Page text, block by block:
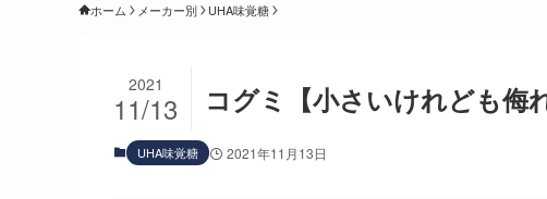
ホーム メーカー別 UHA味覚糖
コグミ【小さいけれども侮
2021
11/13
UHA味覚糖 2021年11月13日